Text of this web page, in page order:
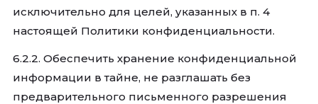
исключительно для целей, указанных в п. 4
настоящей Политики конфиденциальности.
6.2.2. Обеспечить хранение конфиденциальной
информации в тайне, не разглашать без
предварительного письменного разрешения